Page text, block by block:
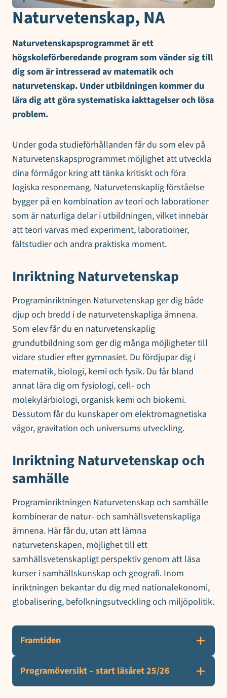
Naturvetenskap, NA
Naturvetenskapsprogrammet är ett
högskoleförberedande program som vänder sig till
dig som är intresserad av matematik och
naturvetenskap. Under utbildningen kommer du
lära dig att göra systematiska iakttagelser och lösa
problem.
Under goda studieförhållanden får du som elev på
Naturvetenskapsprogrammet möjlighet att utveckla
dina förmågor kring att tänka kritiskt och föra
logiska resonemang. Naturvetenskaplig förståelse
bygger på en kombination av teori och laborationer
som är naturliga delar i utbildningen, vilket innebär
att teori varvas med experiment, laboratioiner,
fältstudier och andra praktiska moment.
Inriktning Naturvetenskap
Programinriktningen Naturvetenskap ger dig både
djup och bredd i de naturvetenskapliga ämnena.
Som elev får du en naturvetenskaplig
grundutbildning som ger dig många möjligheter till
vidare studier efter gymnasiet. Du fördjupar dig i
matematik, biologi, kemi och fysik. Du får bland
annat lära dig om fysiologi, cell- och
molekylärbiologi, organisk kemi och biokemi.
Dessutom får du kunskaper om elektromagnetiska
vågor, gravitation och universums utveckling.
Inriktning Naturvetenskap och
samhälle
Programinriktningen Naturvetenskap och samhälle
kombinerar de natur- och samhällsvetenskapliga
ämnena. Här får du, utan att lämna
naturvetenskapen, möjlighet till ett
samhällsvetenskapligt perspektiv genom att läsa
kurser i samhällskunskap och geografi. Inom
inriktningen bekantar du dig med nationalekonomi,
globalisering, befolkningsutveckling och miljöpolitik.
Framtiden
Programöversikt – start läsåret 25/26